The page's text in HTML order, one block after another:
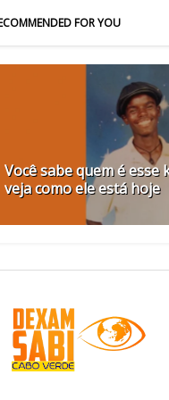
FOR YOU
Você sabe quem é esse
veja como ele está hoje